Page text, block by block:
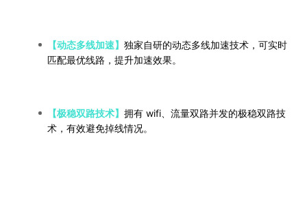
【动态多线加速】 独家自研的动态多线加速技术，可实时
匹配最优线路，提升加速效果。
【极稳双路技术】 拥有 wifi、流量双路并发的极稳双路技
术，有效避免掉线情况。